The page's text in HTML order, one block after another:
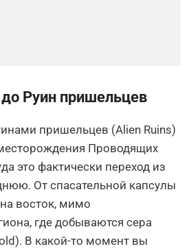
Руин пришельцев
пришельцев (Alien Ruins)
Проводящих
это фактически переход из
От спасательной капсулы
восток, мимо
где добываются сера
В какой-то момент вы